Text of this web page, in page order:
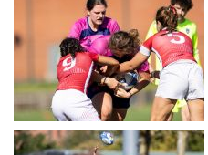
UERC
UERC